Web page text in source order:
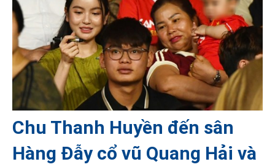
Chu Thanh Huyền đến sân
Hàng Đẫy cổ vũ Quang Hải và